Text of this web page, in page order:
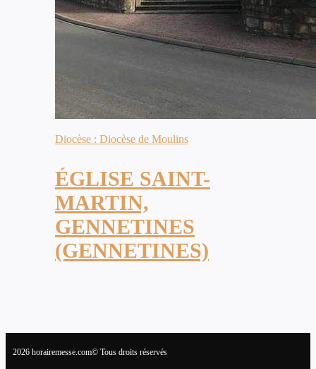
Diocèse : Diocèse de Moulins
ÉGLISE SAINT-
MARTIN,
GENNETINES
(GENNETINES)
2026 horairemesse.com© Tous droits réservés